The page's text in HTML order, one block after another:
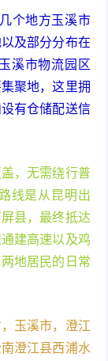
个地方玉溪市
及部分分布在
溪市物流园区
聚地，这里拥
有仓储配送信
，无需绕行普
线是从昆明出
县，最终抵达
建高速以及鸡
地居民的日常
玉溪市，澄江
澄江县西浦水